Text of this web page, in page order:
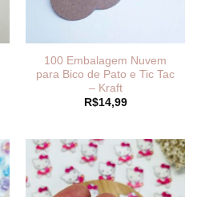
100 Embalagem Nuvem
para Bico de Pato e Tic Tac
– Kraft
R$14,99